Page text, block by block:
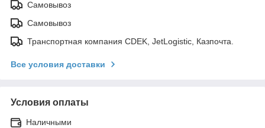
Самовывоз
Самовывоз
Транспортная компания CDEK, JetLogistic, Казпочта.
Все условия доставки
Условия оплаты
Наличными